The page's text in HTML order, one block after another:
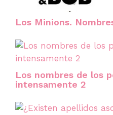
Los Minions.
Los nombres de los
intensamente 2